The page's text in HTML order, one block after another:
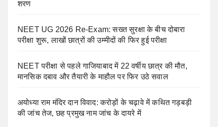
शरण
NEET UG 2026 Re-Exam: सख्त सुरक्षा के बीच दोबारा
परीक्षा शुरू, लाखों छात्रों की उम्मीदों की फिर हुई परीक्षा
NEET परीक्षा से पहले गाजियाबाद में 22 वर्षीय छात्र की मौत,
मानसिक दबाव और तैयारी के माहौल पर फिर उठे सवाल
अयोध्या राम मंदिर दान विवाद: करोड़ों के चढ़ावे में कथित गड़बड़ी
की जांच तेज, छह प्रमुख नाम जांच के दायरे में